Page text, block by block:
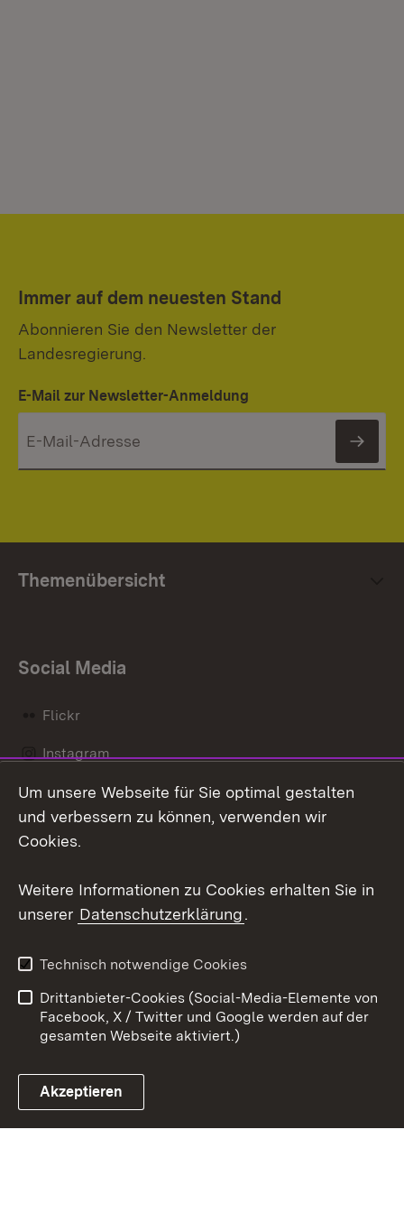
Immer auf dem neuesten Stand
Abonnieren Sie den Newsletter der
Landesregierung.
E-Mail zur Newsletter-Anmeldung
Themenübersicht
Social Media
Flickr
Instagram
Social Wall
Link zum Landesportal
Barrierefreiheit
Benutzungshinweise
Impressum
Cookies
Um unsere Webseite für Sie optimal gestalten
und verbessern zu können, verwenden wir
Cookies.
Weitere Informationen zu Cookies erhalten Sie in
unserer Datenschutzerklärung.
Technisch notwendige Cookies
Drittanbieter-Cookies (Social-Media-Elemente von
Facebook, X / Twitter und Google werden auf der
gesamten Webseite aktiviert.)
Akzeptieren